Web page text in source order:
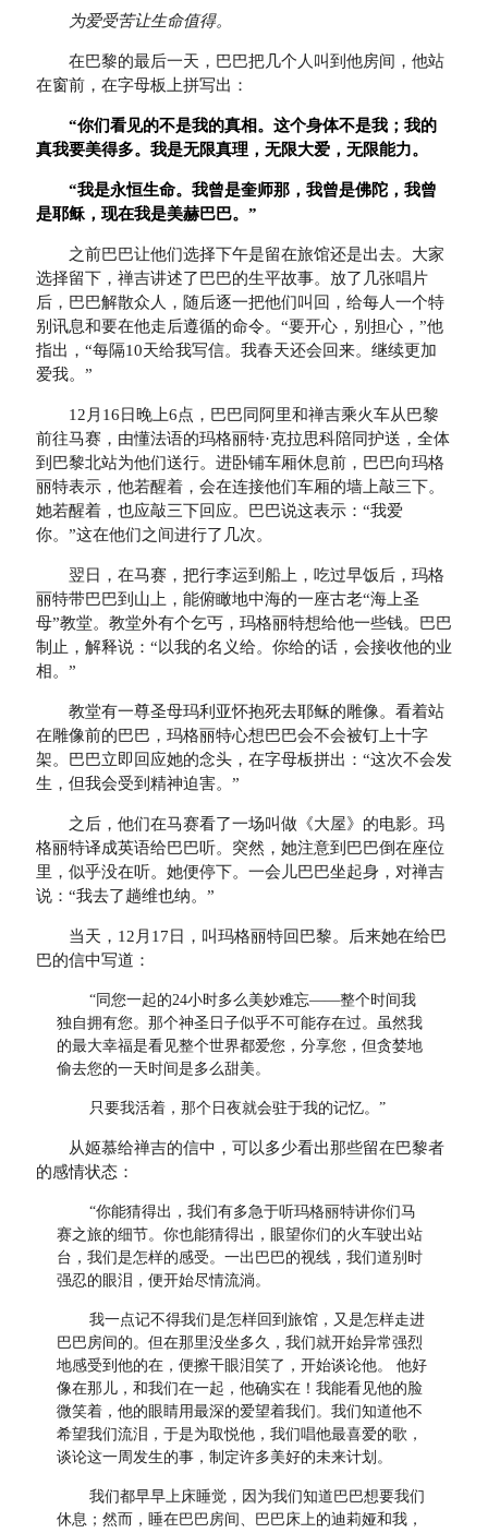
为爱受苦让生命值得。
在巴黎的最后一天，巴巴把几个人叫到他房间，他站
在窗前，在字母板上拼写出：
“你们看见的不是我的真相。这个身体不是我；我的
真我要美得多。我是无限真理，无限大爱，无限能力。
“我是永恒生命。我曾是奎师那，我曾是佛陀，我曾
是耶稣，现在我是美赫巴巴。 ”
之前巴巴让他们选择下午是留在旅馆还是出去。大家
选择留下，禅吉讲述了巴巴的生平故事。放了几张唱片
后，巴巴解散众人，随后逐一把他们叫回，给每人一个特
别讯息和要在他走后遵循的命令。“要开心，别担心，”他
指出，“每隔10天给我写信。我春天还会回来。继续更加
爱我。”
12月16日晚上6点，巴巴同阿里和禅吉乘火车从巴黎
前往马赛，由懂法语的玛格丽特·克拉思科陪同护送，全体
到巴黎北站为他们送行。进卧铺车厢休息前，巴巴向玛格
丽特表示，他若醒着，会在连接他们车厢的墙上敲三下。
她若醒着，也应敲三下回应。巴巴说这表示：“我爱
你。”这在他们之间进行了几次。
翌日，在马赛，把行李运到船上，吃过早饭后，玛格
丽特带巴巴到山上，能俯瞰地中海的一座古老“海上圣
母”教堂。教堂外有个乞丐，玛格丽特想给他一些钱。巴巴
制止，解释说：“以我的名义给。你给的话，会接收他的业
相。”
教堂有一尊圣母玛利亚怀抱死去耶稣的雕像。看着站
在雕像前的巴巴，玛格丽特心想巴巴会不会被钉上十字
架。巴巴立即回应她的念头，在字母板拼出：“这次不会发
生，但我会受到精神迫害。”
之后，他们在马赛看了一场叫做《大屋》的电影。玛
格丽特译成英语给巴巴听。突然，她注意到巴巴倒在座位
里，似乎没在听。她便停下。一会儿巴巴坐起身，对禅吉
说：“我去了趟维也纳。”
当天，12月17日，叫玛格丽特回巴黎。后来她在给巴
巴的信中写道：
“同您一起的24小时多么美妙难忘——整个时间我
独自拥有您。那个神圣日子似乎不可能存在过。虽然我
的最大幸福是看见整个世界都爱您，分享您，但贪婪地
偷去您的一天时间是多么甜美。
只要我活着，那个日夜就会驻于我的记忆。”
从姬慕给禅吉的信中，可以多少看出那些留在巴黎者
的感情状态：
“你能猜得出，我们有多急于听玛格丽特讲你们马
赛之旅的细节。你也能猜得出，眼望你们的火车驶出站
台，我们是怎样的感受。一出巴巴的视线，我们道别时
强忍的眼泪，便开始尽情流淌。
我一点记不得我们是怎样回到旅馆，又是怎样走进
巴巴房间的。但在那里没坐多久，我们就开始异常强烈
地感受到他的在，便擦干眼泪笑了，开始谈论他。 他好
像在那儿，和我们在一起，他确实在！我能看见他的脸
微笑着，他的眼睛用最深的爱望着我们。我们知道他不
希望我们流泪，于是为取悦他，我们唱他最喜爱的歌，
谈论这一周发生的事，制定许多美好的未来计划。
我们都早早上床睡觉，因为我们知道巴巴想要我们
休息；然而，睡在巴巴房间、巴巴床上的迪莉娅和我，